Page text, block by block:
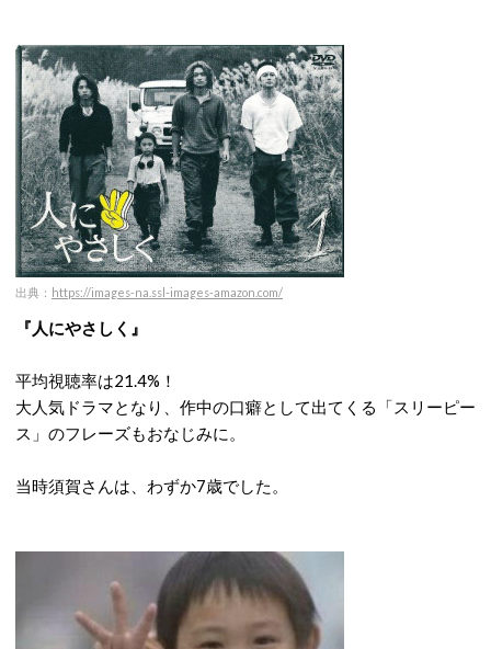
出典 ： https://images-na.ssl-images-amazon.com/
『人にやさしく』
平均視聴率は21.4%！
大人気ドラマとなり、作中の口癖として出てくる「スリーピー
ス」のフレーズもおなじみに。
当時須賀さんは、わずか7歳でした。